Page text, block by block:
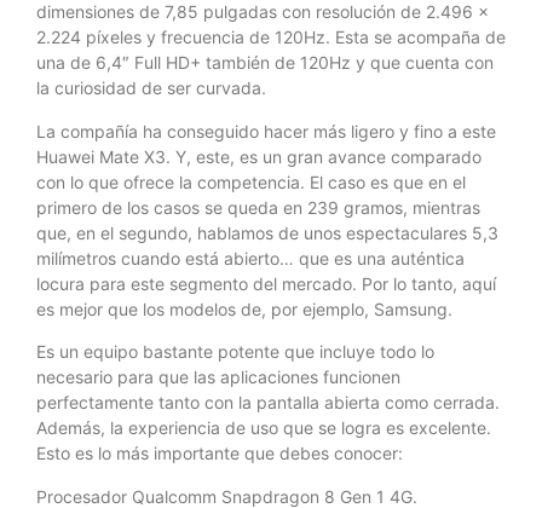
dimensiones de 7,85 pulgadas con resolución de 2.496 x
2.224 píxeles y frecuencia de 120Hz. Esta se acompaña de
una de 6,4″ Full HD+ también de 120Hz y que cuenta con
la curiosidad de ser curvada.
La compañía ha conseguido hacer más ligero y fino a este
Huawei Mate X3. Y, este, es un gran avance comparado
con lo que ofrece la competencia. El caso es que en el
primero de los casos se queda en 239 gramos, mientras
que, en el segundo, hablamos de unos espectaculares 5,3
milímetros cuando está abierto… que es una auténtica
locura para este segmento del mercado. Por lo tanto, aquí
es mejor que los modelos de, por ejemplo, Samsung.
Es un equipo bastante potente que incluye todo lo
necesario para que las aplicaciones funcionen
perfectamente tanto con la pantalla abierta como cerrada.
Además, la experiencia de uso que se logra es excelente.
Esto es lo más importante que debes conocer:
Procesador Qualcomm Snapdragon 8 Gen 1 4G.